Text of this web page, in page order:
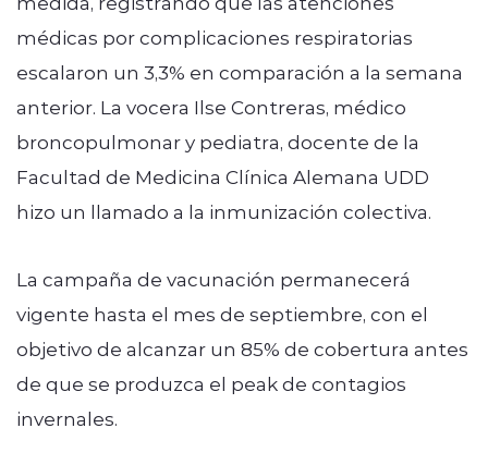
médicas por complicaciones respiratorias
escalaron un 3,3% en comparación a la semana
anterior. La vocera Ilse Contreras, médico
broncopulmonar y pediatra, docente de la
Facultad de Medicina Clínica Alemana UDD
hizo un llamado a la inmunización colectiva.
La campaña de vacunación permanecerá
vigente hasta el mes de septiembre, con el
objetivo de alcanzar un 85% de cobertura antes
de que se produzca el peak de contagios
invernales.